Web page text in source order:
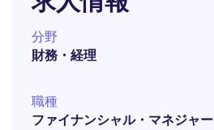
分野
財務・経理
職種
ファイナンシャル・マネジャー